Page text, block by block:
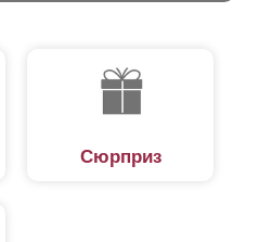
Сюрприз